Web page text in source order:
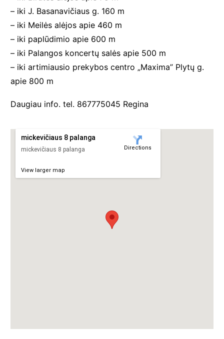
– iki J. Basanavičiaus g. 160 m
– iki Meilės alėjos apie 460 m
– iki paplūdimio apie 600 m
– iki Palangos koncertų salės apie 500 m
– iki artimiausio prekybos centro „Maxima” Plytų g.
apie 800 m
Daugiau info. tel. 867775045 Regina
mickevičiaus 8 palanga
mickevičiaus 8 palanga
View larger map
Directions